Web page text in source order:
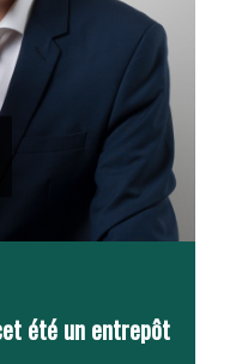
été un entrepôt